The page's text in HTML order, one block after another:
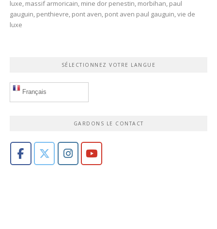
luxe, massif armoricain, mine dor penestin, morbihan, paul
gauguin, penthievre, pont aven, pont aven paul gauguin,vie de
luxe
SÉLECTIONNEZ VOTRE LANGUE
Français
GARDONS LE CONTACT